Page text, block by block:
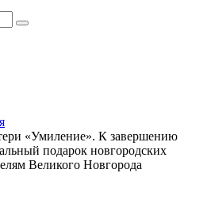
«Умиление». К завершению
подарок новгородских
Великого Новгорода